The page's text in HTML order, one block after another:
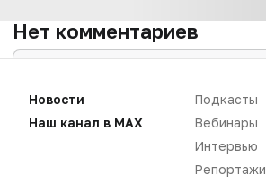
Нет комментариев
авторизуйтесь
Новости
Наш канал в MAX
Подкасты
Вебинары
Интервью
Репортажи